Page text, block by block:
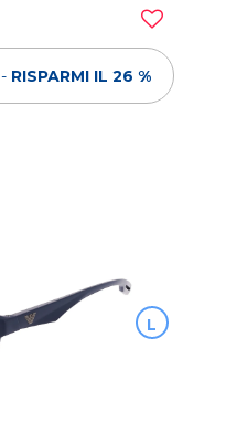
- RISPARMI IL 26 %
L